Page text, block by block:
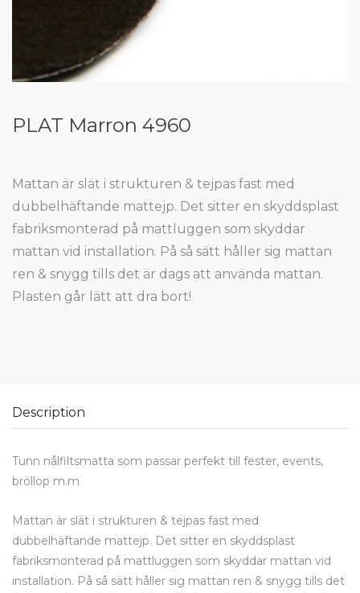
PLAT Marron 4960
Mattan är slät i strukturen & tejpas fast med
dubbelhäftande mattejp. Det sitter en skyddsplast
fabriksmonterad på mattluggen som skyddar
mattan vid installation. På så sätt håller sig mattan
ren & snygg tills det är dags att använda mattan.
Plasten går lätt att dra bort!
Description
Tunn nålfiltsmatta som passar perfekt till fester, events,
bröllop m.m
Mattan är slät i strukturen & tejpas fast med
dubbelhäftande mattejp. Det sitter en skyddsplast
fabriksmonterad på mattluggen som skyddar mattan vid
installation. På så sätt håller sig mattan ren & snygg tills det